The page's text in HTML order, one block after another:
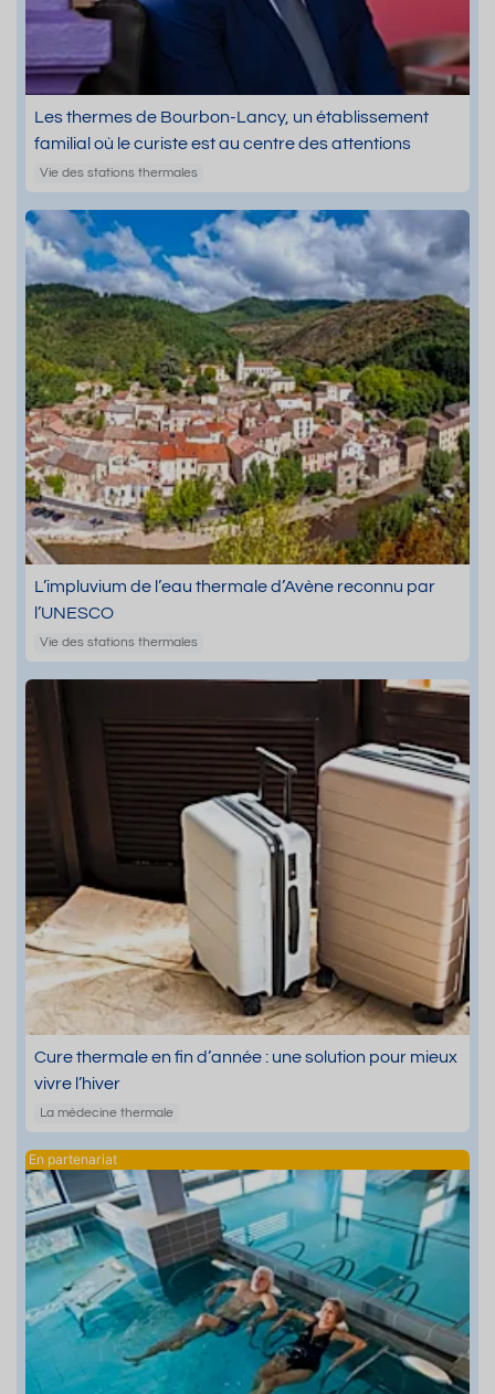
Les thermes de Bourbon-Lancy, un établissement
familial où le curiste est au centre des attentions
Vie des stations thermales
L’impluvium de l’eau thermale d’Avène reconnu par
l’UNESCO
Vie des stations thermales
Cure thermale en fin d’année : une solution pour mieux
vivre l’hiver
La médecine thermale